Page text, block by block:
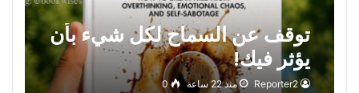
توقف عن السماح لكل شيء بأن
يؤثر فيك!
Reporter2 منذ 22 ساعة 0